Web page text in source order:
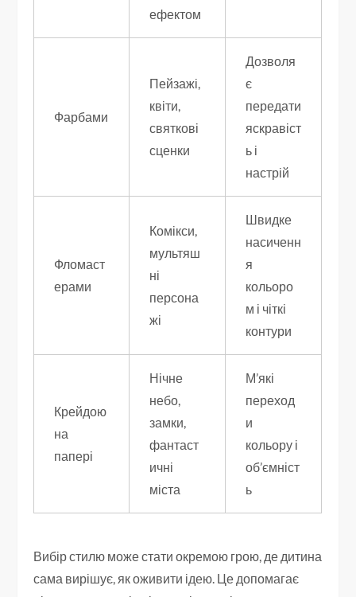
ефектом
Фарбами
Пейзажі,
квіти,
святкові
сценки
Дозволя
є
передати
яскравіст
ь і
настрій
Фломаст
ерами
Комікси,
мультяш
ні
персона
жі
Швидке
насиченн
я
кольоро
м і чіткі
контури
Крейдою
на
папері
Нічне
небо,
замки,
фантаст
ичні
міста
М’які
переход
и
кольору і
об’ємніст
ь
Вибір стилю може стати окремою грою, де дитина
сама вирішує, як оживити ідею. Це допомагає